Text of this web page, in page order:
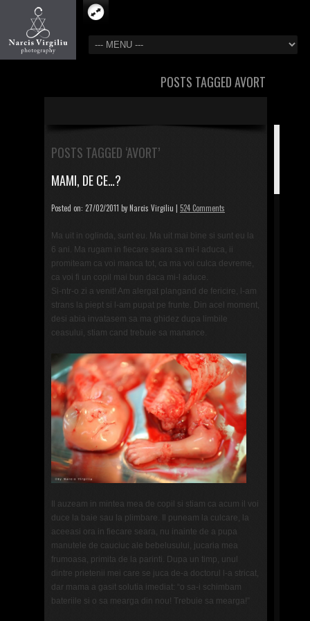
POSTS TAGGED AVORT
POSTS TAGGED ‘AVORT’
MAMI, DE CE…?
Posted on: 27/02/2011 by Narcis Virgiliu | 524 Comments
Ma uit in oglinda, sunt eu. Ma uit mai bine si sunt eu la
6 ani. Ma rugam in fiecare seara sa mi-l aduca, ii
promiteam ca voi manca tot, ca ma voi culca devreme,
ca voi fi un copil mai bun daca mi-l aduce.
Si-ntr-o zi a venit! Am alergat plangand de fericire, l-am
strans la piept si l-am pupat pe frunte. Din acel moment,
desi abia invatasem sa ma ghidez dupa limbile
ceasului, stiam cand trebuie sa manance.
Il auzeam in mintea mea de copil si stiam ca acum il voi
duce la baie sau la plimbare. Il puneam la culcare, la
aceeasi ora in fiecare seara, nu inainte de a pupa
manutele de cauciuc ale bebelusului, jucaria mea
frumoasa, primita de la parinti. Dupa un timp, unul
dintre prietenii mei care se juca de-a doctorul l-a stricat,
dar mama a gasit solutia imediat: “o sa-i schimbam
bateriile si o sa mearga din nou! Trebuie sa mearga!”